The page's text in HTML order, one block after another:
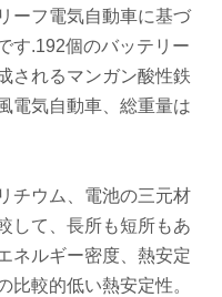
ーフ電気自動車に基づ
す.192個のバッテリー
されるマンガン酸性鉄
電気自動車、総重量は
チウム、電池の三元材
して、長所も短所もあ
ネルギー密度、熱安定
比較的低い熱安定性。